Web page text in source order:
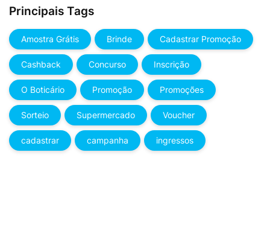
Principais Tags
Amostra Grátis Brinde Cadastrar Promoção
Cashback Concurso Inscrição
O Boticário Promoção Promoções
Sorteio Supermercado Voucher
cadastrar campanha ingressos